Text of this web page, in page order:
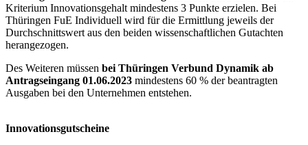
Kriterium Innovationsgehalt mindestens 3 Punkte erzielen. Bei
Thüringen FuE Individuell wird für die Ermittlung jeweils der
Durchschnittswert aus den beiden wissenschaftlichen Gutachten
herangezogen.
Des Weiteren müssen bei Thüringen Verbund Dynamik ab
Antragseingang 01.06.2023 mindestens 60 % der beantragten
Ausgaben bei den Unternehmen entstehen.
Innovationsgutscheine